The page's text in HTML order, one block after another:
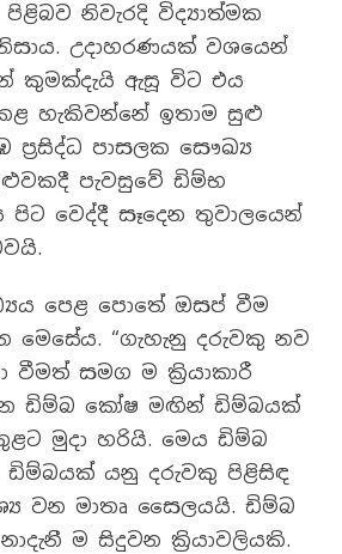
නිවැරදි විද්‍යාත්මක
උදාහරණයක් වශයෙන්
කුමක්දැයි ඇසූ විට එය
හැකිවන්නේ ඉතාම සුළු
ප්‍රසිද්ධ පාසලක සෞඛ්‍ය
පැවසුවේ ඩිම්භ
වෙද්දී සෑදෙන තුවාලයෙන්
පෙළ පොතේ ඔසප් වීම
“ගැහැනු දරුවකු නව
සමග ම ක්‍රියාකාරී
ඩිම්බ කෝෂ මඟින් ඩිම්බයක්
මුදා හරියි. මෙය ඩිම්බ
ඩිම්බයක් යනු දරුවකු පිළිසිඳ
වන මාතෘ සෛලයයි. ඩිම්බ
ම සිදුවන ක්‍රියාවලියකි.